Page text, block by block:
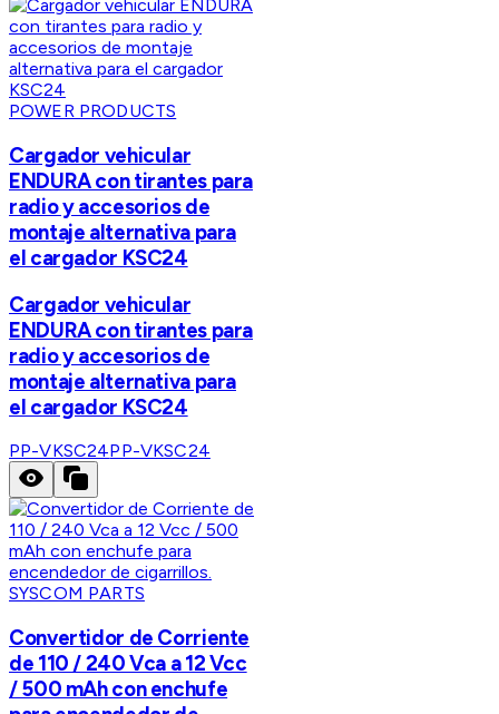
POWER PRODUCTS
Cargador vehicular
ENDURA con tirantes para
radio y accesorios de
montaje alternativa para
el cargador KSC24
Cargador vehicular
ENDURA con tirantes para
radio y accesorios de
montaje alternativa para
el cargador KSC24
PP-VKSC24PP-VKSC24
SYSCOM PARTS
Convertidor de Corriente
de 110 / 240 Vca a 12 Vcc
/ 500 mAh con enchufe